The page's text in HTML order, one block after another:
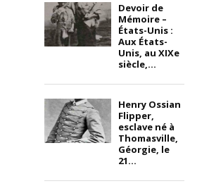
Devoir de
Mémoire –
États-Unis :
Aux États-
Unis, au XIXe
siècle,...
Henry Ossian
Flipper,
esclave né à
Thomasville,
Géorgie, le
21...